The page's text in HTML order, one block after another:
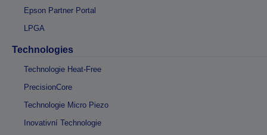
Epson Partner Portal
LPGA
Technologies
Technologie Heat-Free
PrecisionCore
Technologie Micro Piezo
Inovativní Technologie